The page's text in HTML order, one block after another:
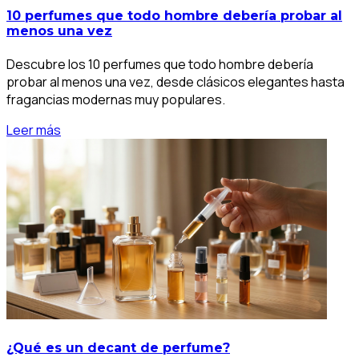
10 perfumes que todo hombre debería probar al
menos una vez
Descubre los 10 perfumes que todo hombre debería
probar al menos una vez, desde clásicos elegantes hasta
fragancias modernas muy populares.
Leer más
¿Qué es un decant de perfume?